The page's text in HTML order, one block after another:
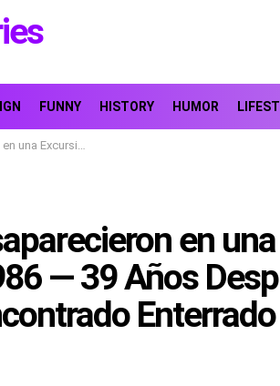
FUNNY HISTORY HUMOR
Autobús Escolar Es Encontrado Enterrado
en
— 39 Años
Enterrado